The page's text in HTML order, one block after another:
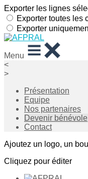
Exporter les lignes
Exporter toutes les
Exporter
Menu
<
>
Présentation
Equipe
Nos partenaires
Devenir bénévole
Contact
Ajoutez un logo, un
Cliquez pour éditer